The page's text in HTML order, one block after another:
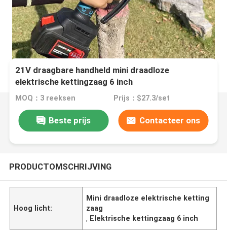
21V draagbare handheld mini draadloze
elektrische kettingzaag 6 inch
MOQ：3 reeksen Prijs：$27.3/set
Beste prijs Contacteer ons
PRODUCTOMSCHRIJVING
Hoog licht:
Mini draadloze elektrische ketting
zaag
, Elektrische kettingzaag 6 inch